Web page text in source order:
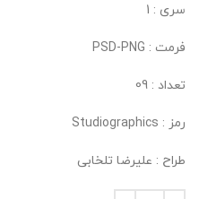
سری : 1
فرمت : PSD-PNG
تعداد : 09
رمز : Studiographics
طراح : علیرضا تلخابی